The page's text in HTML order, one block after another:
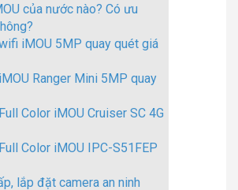
của nước nào? Có ưu
iMOU 5MP quay quét giá
Ranger Mini 5MP quay
Color iMOU Cruiser SC 4G
Color iMOU IPC-S51FEP
lắp đặt camera an ninh